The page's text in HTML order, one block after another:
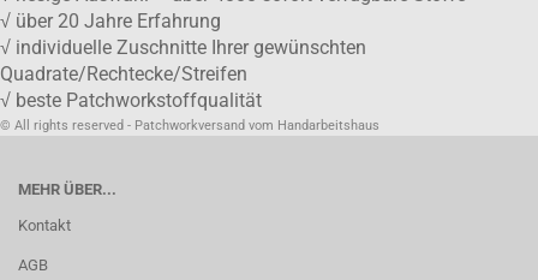
√ über 20 Jahre Erfahrung
√ individuelle Zuschnitte Ihrer gewünschten
Quadrate/Rechtecke/Streifen
√ beste Patchworkstoffqualität
© All rights reserved - Patchworkversand vom Handarbeitshaus
MEHR ÜBER...
Kontakt
AGB